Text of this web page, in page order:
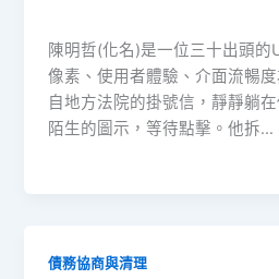
陳明哲(化名)是一位三十出頭的
像素、使用者體驗、介面流暢
自地方法院的掛號信，靜靜躺
陌生的圖示，等待點擊。他拆…
債務協商與清理